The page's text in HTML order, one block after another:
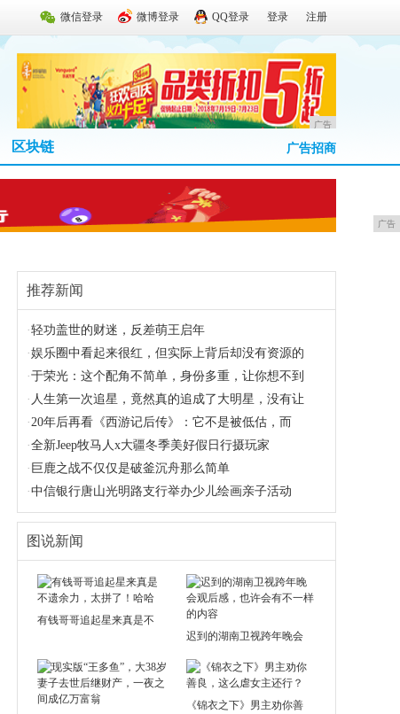
微信登录 微博登录 QQ登录 登录 注册
广告
区块链 广告招商
广告
推荐新闻
·轻功盖世的财迷，反差萌王启年
·娱乐圈中看起来很红，但实际上背后却没有资源的
·于荣光：这个配角不简单，身份多重，让你想不到
· 人生第一次追星，竟然真的追成了大明星，没有让
·20年后再看《西游记后传》：它不是被低估，而
·全新Jeep牧马人x大疆冬季美好假日行摄玩家
· 巨鹿之战不仅仅是破釜沉舟那么简单
·中信银行唐山光明路支行举办少儿绘画亲子活动
图说新闻
有钱哥哥追起星来真是不
迟到的湖南卫视跨年晚会
《锦衣之下》男主劝你善